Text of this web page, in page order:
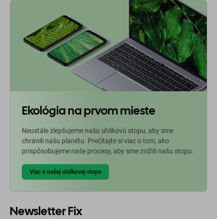
Ekológia na prvom mieste
Neustále zlepšujeme našu uhlíkovú stopu, aby sme
chránili našu planétu. Prečítajte si viac o tom, ako
prispôsobujeme naše procesy, aby sme znížili našu stopu.
Viac o našej uhlíkovej stope
Newsletter Fix